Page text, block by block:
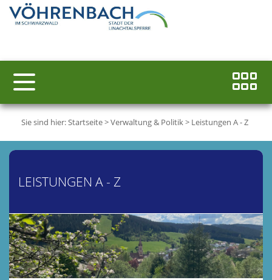
Sie sind hier:Startseite>Verwaltung & Politik> Leistungen A - Z
LEISTUNGEN A - Z